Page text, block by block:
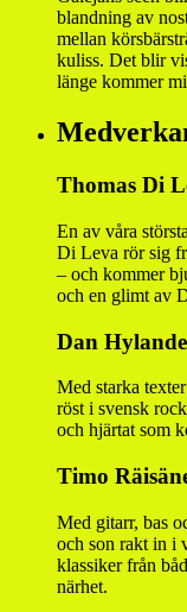
blandning av
mellan
kuliss. Det blir
länge kommer
Thomas Di
En av våra
Di Leva rör sig
– och kommer
och en glimt av
Dan
Med starka
röst i svensk
och hjärtat som
Timo
Med gitarr, bas
och son rakt in i
klassiker från
närhet.